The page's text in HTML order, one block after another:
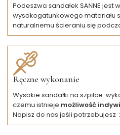
Podeszwa sandałek SANNE jest
wysokogatunkowego materiału
naturalnemu ścieraniu się
Ręczne wykonanie
Wysokie sandałki na szpilce
czemu istnieje możliwość
Napisz do nas jeśli